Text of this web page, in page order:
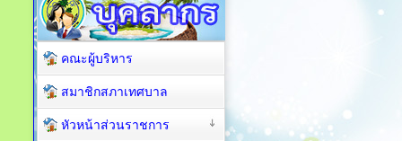
คณะผู้บริหาร
สมาชิกสภาเทศบาล
หัวหน้าส่วนราชการ